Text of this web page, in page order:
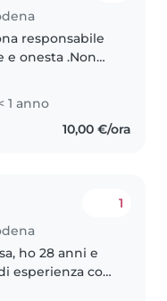
responsabile
e onesta .Non
1 anno
10,00 €/ora
1
ho 28 anni e
esperienza con